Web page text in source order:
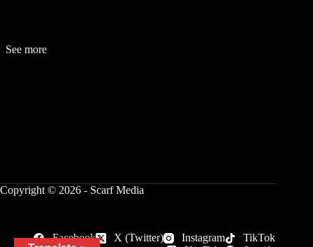
See more
Copyright © 2026 - Scarf Media
Facebook X (Twitter) Instagram
TikTok